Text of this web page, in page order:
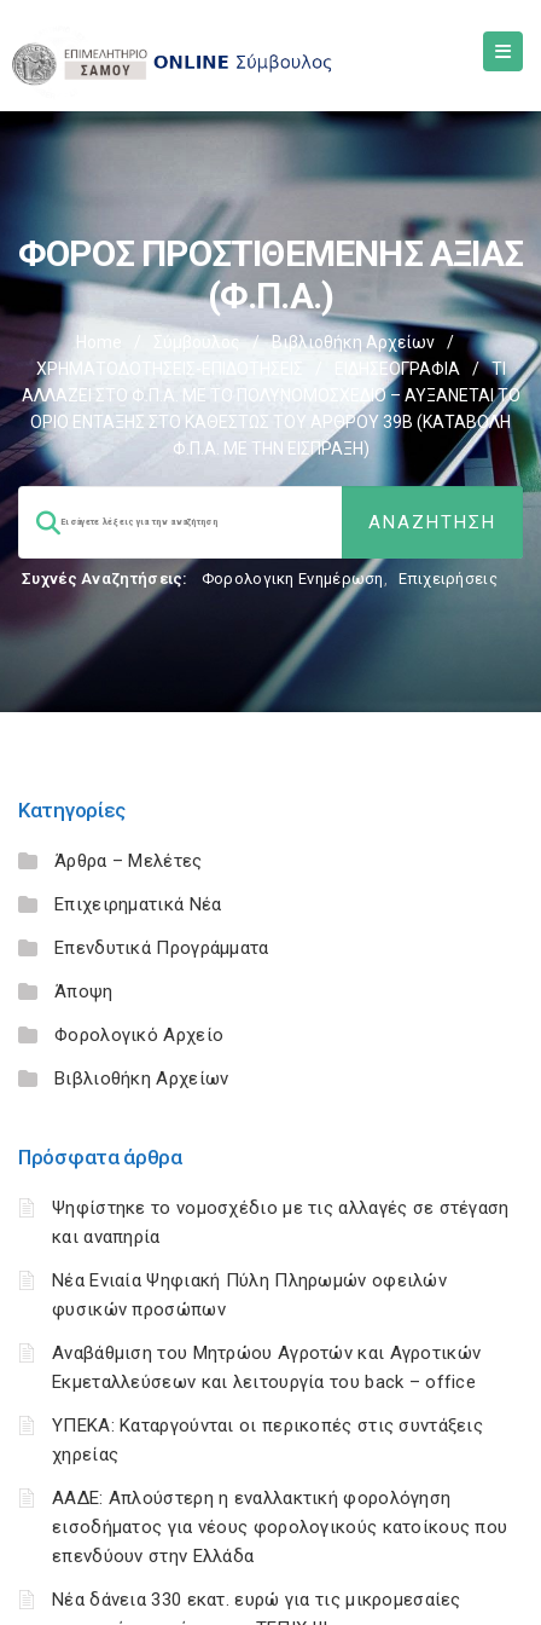
ΦΟΡΟΣ ΠΡΟΣΤΙΘΕΜΕΝΗΣ ΑΞΙΑΣ
(Φ.Π.Α.)
Home Σύμβουλος / Βιβλιοθήκη Αρχείων
/
ΧΡΗΜΑΤΟΔΟΤΗΣΕΙΣ-ΕΠΙΔΟΤΗΣΕΙΣ
ΕΙΔΗΣΕΟΓΡΑΦΙΑ /
ΤΙ
ΑΛΛΑΖΕΙ ΣΤΟ Φ.Π.Α. ΜΕ ΤΟ ΠΟΛΥΝΟΜΟΣΧΕΔΙΟ – ΑΥΞΑΝΕΤΑΙ ΤΟ
ΟΡΙΟ ΕΝΤΑΞΗΣ ΣΤΟ ΚΑΘΕΣΤΩΣ ΤΟΥ ΑΡΘΡΟΥ 39Β (ΚΑΤΑΒΟΛΗ
Φ.Π.Α. ΜΕ ΤΗΝ ΕΙΣΠΡΑΞΗ)
Συχνές Αναζητήσεις: Φορολογικη Ενημέρωση, Επιχειρήσεις
Κατηγορίες
Άρθρα – Μελέτες
Επιχειρηματικά Νέα
Επενδυτικά Προγράμματα
Άποψη
Φορολογικό Αρχείο
Βιβλιοθήκη Αρχείων
Πρόσφατα άρθρα
Ψηφίστηκε το νομοσχέδιο με τις αλλαγές σε στέγαση
και αναπηρία
Νέα Ενιαία Ψηφιακή Πύλη Πληρωμών οφειλών
φυσικών προσώπων
Αναβάθμιση του Μητρώου Αγροτών και Αγροτικών
Εκμεταλλεύσεων και λειτουργία του back – office
ΥΠΕΚΑ: Καταργούνται οι περικοπές στις συντάξεις
χηρείας
ΑΑΔΕ: Απλούστερη η εναλλακτική φορολόγηση
εισοδήματος για νέους φορολογικούς κατοίκους που
επενδύουν στην Ελλάδα
Νέα δάνεια 330 εκατ. ευρώ για τις μικρομεσαίες